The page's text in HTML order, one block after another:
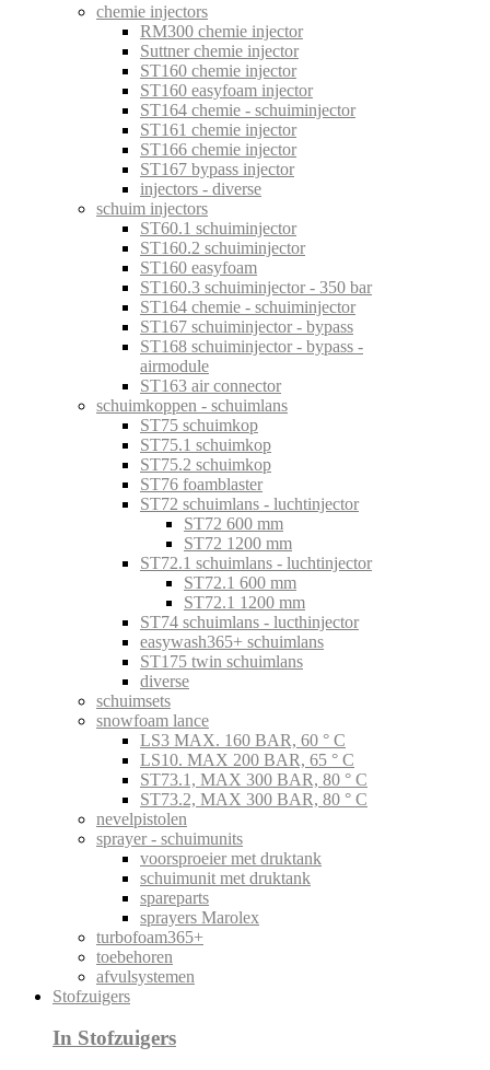
chemie injectors
RM300 chemie injector
Suttner chemie injector
ST160 chemie injector
ST160 easyfoam injector
ST164 chemie - schuiminjector
ST161 chemie injector
ST166 chemie injector
ST167 bypass injector
injectors - diverse
schuim injectors
ST60.1 schuiminjector
ST160.2 schuiminjector
ST160 easyfoam
ST160.3 schuiminjector - 350 bar
ST164 chemie - schuiminjector
ST167 schuiminjector - bypass
ST168 schuiminjector - bypass -
airmodule
ST163 air connector
schuimkoppen - schuimlans
ST75 schuimkop
ST75.1 schuimkop
ST75.2 schuimkop
ST76 foamblaster
ST72 schuimlans - luchtinjector
ST72 600 mm
ST72 1200 mm
ST72.1 schuimlans - luchtinjector
ST72.1 600 mm
ST72.1 1200 mm
ST74 schuimlans - lucthinjector
easywash365+ schuimlans
ST175 twin schuimlans
diverse
schuimsets
snowfoam lance
LS3 MAX. 160 BAR, 60 ° C
LS10. MAX 200 BAR, 65 ° C
ST73.1, MAX 300 BAR, 80 ° C
ST73.2, MAX 300 BAR, 80 ° C
nevelpistolen
sprayer - schuimunits
voorsproeier met druktank
schuimunit met druktank
spareparts
sprayers Marolex
turbofoam365+
toebehoren
afvulsystemen
Stofzuigers
In Stofzuigers